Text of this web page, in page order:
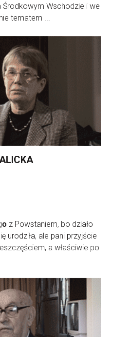
Środkowym Wschodzie i we
tematem ...
o z Powstaniem, bo działo
urodziła, ale pani przyjście
a właściwie po